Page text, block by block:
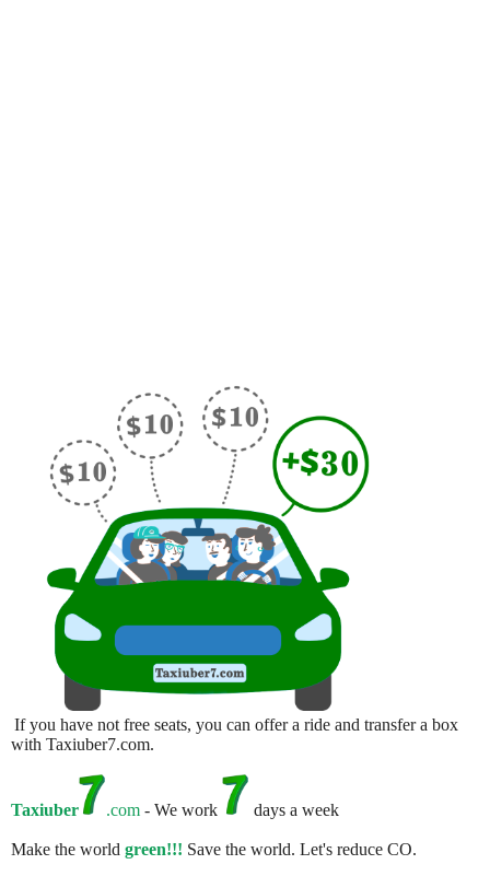
If you have not free seats, you can offer a ride and transfer a box
with Taxiuber7.com.
Taxiuber .com - We work days a week
Make the world green!!! Save the world. Let's reduce CO.